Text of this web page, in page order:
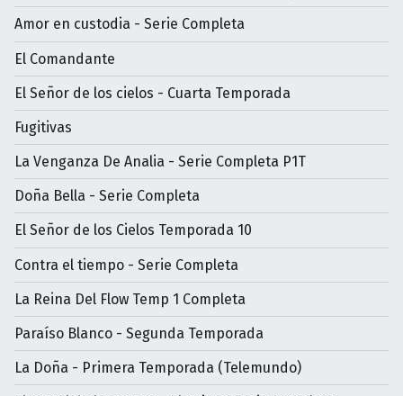
Amor en custodia - Serie Completa
El Comandante
El Señor de los cielos - Cuarta Temporada
Fugitivas
La Venganza De Analia - Serie Completa P1T
Doña Bella - Serie Completa
El Señor de los Cielos Temporada 10
Contra el tiempo - Serie Completa
La Reina Del Flow Temp 1 Completa
Paraíso Blanco - Segunda Temporada
La Doña - Primera Temporada (Telemundo)